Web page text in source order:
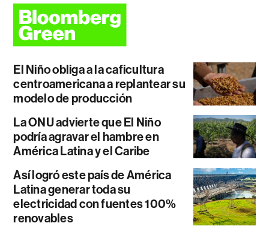
El Niño obliga a la caficultura
centroamericana a replantear su
modelo de producción
La ONU advierte que El Niño
podría agravar el hambre en
América Latina y el Caribe
Así logró este país de América
Latina generar toda su
electricidad con fuentes 100%
renovables